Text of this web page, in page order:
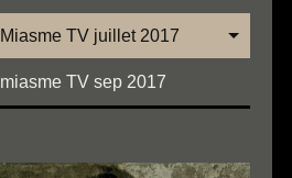
Miasme TV juillet 2017
miasme TV sep 2017